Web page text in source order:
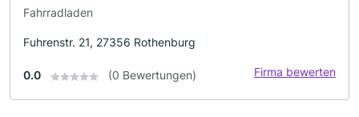
Fahrradladen
Fuhrenstr. 21, 27356 Rothenburg
0.0 (0 Bewertungen) Firma bewerten